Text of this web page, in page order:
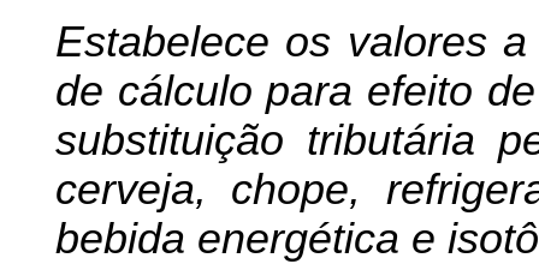
Estabelece os valores
de cálculo para efeito
substituição tributária
cerveja, chope,
bebida energética e